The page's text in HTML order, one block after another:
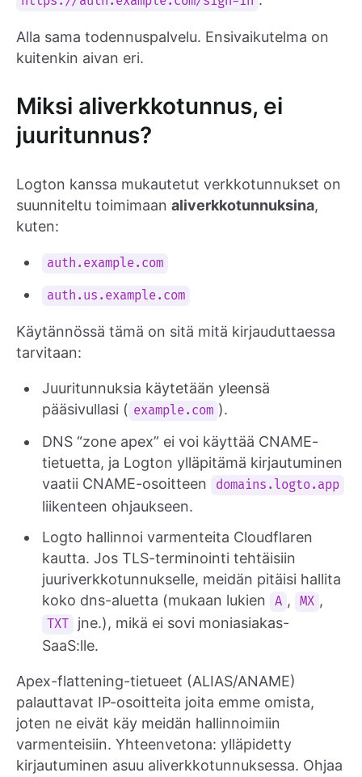
Alla sama todennuspalvelu. Ensivaikutelma on
kuitenkin aivan eri.
Miksi aliverkkotunnus, ei
juuritunnus?
Logton kanssa mukautetut verkkotunnukset on
suunniteltu toimimaan aliverkkotunnuksina,
kuten:
auth.example.com
auth.us.example.com
Käytännössä tämä on sitä mitä kirjauduttaessa
tarvitaan:
Juuritunnuksia käytetään yleensä
pääsivullasi ( example.com ).
DNS “zone apex” ei voi käyttää CNAME-
tietuetta, ja Logton ylläpitämä kirjautuminen
vaatii CNAME-osoitteen
domains.logto.app
liikenteen ohjaukseen.
Logto hallinnoi varmenteita Cloudflaren
kautta. Jos TLS-terminointi tehtäisiin
juuriverkkotunnukselle, meidän pitäisi hallita
koko dns-aluetta (mukaan lukien
A , MX ,
TXT
jne.), mikä ei sovi moniasiakas-
SaaS:lle.
Apex-flattening-tietueet (ALIAS/ANAME)
palauttavat IP-osoitteita joita emme omista,
joten ne eivät käy meidän hallinnoimiin
varmenteisiin. Yhteenvetona: ylläpidetty
kirjautuminen asuu aliverkkotunnuksessa. Ohjaa